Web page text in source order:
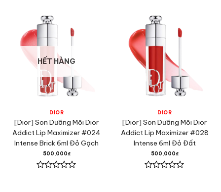
0
5
sao
5
sao
HẾT HÀNG
DIOR
[Dior] Son Dưỡng Môi Dior
Addict Lip Maximizer #024
Intense Brick 6ml Đỏ Gạch
500,000₫
DIOR
[Dior] Son Dưỡng Môi Dior
Addict Lip Maximizer #028
Intense 6ml Đỏ Đất
500,000₫